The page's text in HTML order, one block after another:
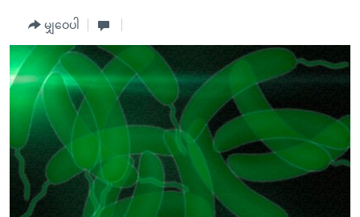
ကျော်
ကြည့်
အ
စာမျက်နှာ
အစ္စရေး-ပါလက်စတိုင်း
အင်္ဂလိပ်စာလေ့လာမယ်
အမေရိကန်သုံးအီဒီယံ
မကြေးမုံရဲ့ အင်္ဂလိပ်စာ
ရုပ်ရှင်ထဲက အင်္ဂလိပ်စာ
သုတပဒေသာ အင်္ဂလိပ်စာ
အပတ်စဉ်ကဏ္ဍများ
ရေဒီယို
တီဗွီ
ရေဒီယိုနှင့်ရုပ်သံ အချက်အလက်များ
ရေဒီယို/တီဗွီအစီအစဉ်
Learning English
ဗွီအိုအေ လူမှုကွန်ယက်များ
မျှဝေပါ